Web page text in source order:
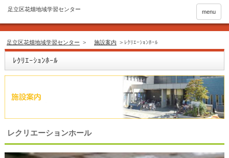
menu
足立区花畑地域学習センター > 施設案内 > ﾚｸﾘｴｰｼｮﾝﾎｰﾙ
ﾚｸﾘｴｰｼｮﾝﾎｰﾙ
レクリエーションホール